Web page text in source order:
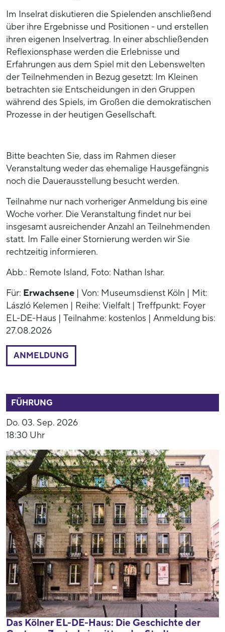
Im Inselrat diskutieren die Spielenden anschließend
über ihre Ergebnisse und Positionen - und erstellen
ihren eigenen Inselvertrag. In einer abschließenden
Reflexionsphase werden die Erlebnisse und
Erfahrungen aus dem Spiel mit den Lebenswelten
der Teilnehmenden in Bezug gesetzt: Im Kleinen
betrachten sie Entscheidungen in den Gruppen
während des Spiels, im Großen die demokratischen
Prozesse in der heutigen Gesellschaft.
Bitte beachten Sie, dass im Rahmen dieser
Veranstaltung weder das ehemalige Hausgefängnis
noch die Dauerausstellung besucht werden.
Teilnahme nur nach vorheriger Anmeldung bis eine
Woche vorher. Die Veranstaltung findet nur bei
insgesamt ausreichender Anzahl an Teilnehmenden
statt. Im Falle einer Stornierung werden wir Sie
rechtzeitig informieren.
Abb.: Remote Island, Foto: Nathan Ishar.
Für: Erwachsene | Von: Museumsdienst Köln | Mit:
László Kelemen | Reihe: Vielfalt | Treffpunkt: Foyer
EL-DE-Haus | Teilnahme: kostenlos | Anmeldung bis:
27.08.2026
ANMELDUNG
FÜHRUNG
Do. 03. Sep. 2026
18:30 Uhr
Das Kölner EL-DE-Haus: Die Geschichte der